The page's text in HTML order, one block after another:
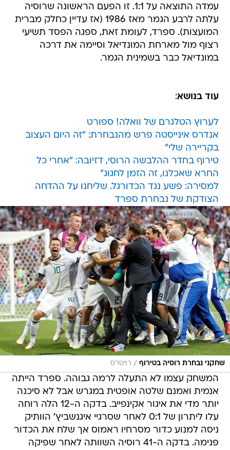
עמדה התוצאה על 1:1. זו הפעם הראשונה שרוסיה
עלתה לרבע הגמר מאז 1986 (אז עדיין כחלק מברית
המועצות). ספרד, לעומת זאת, ספגה הפסד תשיעי
רצוף מול מארחת המונדיאל וסיימה את דרכה
במונדיאל כבר בשמינית הגמר.
עוד בנושא:
לערוץ הטלגרם של וואלה! ספורט
אנדרס אינייסטה פרש מהנבחרת: "זה היום העצוב
בקריירה שלי"
טירוף בחדר ההלבשה הרוסי, דזיובה: "אחרי כל
החרא שאכלנו, זה הזמן לחגוג"
למסירה: פשע נגד הכדורגל. שליחנו על ההדחה
הצודקת של נבחרת ספרד
שחקני נבחרת רוסיה בטירוף / רויטרס
המשחק עצמו לא התעלה לרמה גבוהה. ספרד הייתה
אנמית ואמנם שלטה אופטית במגרש אבל לא סיכנה
יותר מדי את איגור אקינפייב. בדקה ה-12 הלה רוחה
עלו ליתרון של 0:1 לאחר שסרגיי איגנשביץ' הוותיק
ניסה למנוע כדור מסרחיו ראמוס אך שלח את הכדור
פנימה. בדקה ה-41 רוסיה השוותה לאחר שפיקה